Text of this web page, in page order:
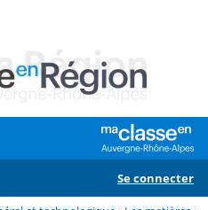
Se connecter